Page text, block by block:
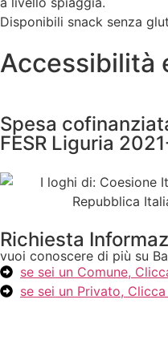
Disponibili snack senza
Accessibilità
Spesa
FESR Liguria
Richiesta
vuoi conoscere di più su
se sei un Comune,
se sei un Privato,